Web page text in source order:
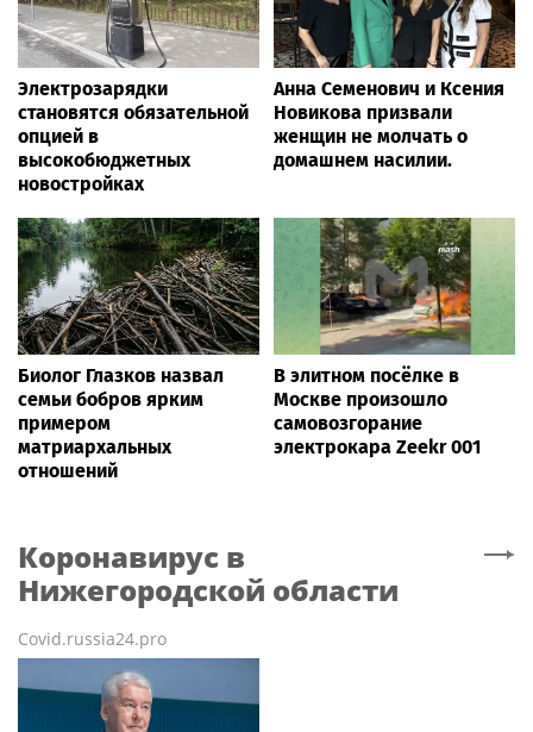
Электрозарядки
становятся обязательной
опцией в
высокобюджетных
новостройках
Анна Семенович и Ксения
Новикова призвали
женщин не молчать о
домашнем насилии.
Биолог Глазков назвал
семьи бобров ярким
примером
матриархальных
отношений
В элитном посёлке в
Москве произошло
самовозгорание
электрокара Zeekr 001
Коронавирус в
Нижегородской области
Covid.russia24.pro